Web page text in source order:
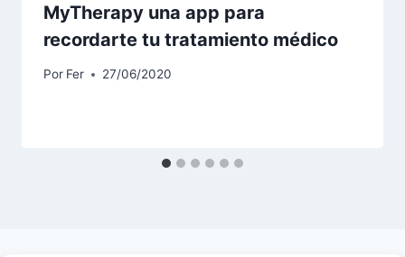
MyTherapy una app para
recordarte tu tratamiento médico
Por Fer 27/06/2020